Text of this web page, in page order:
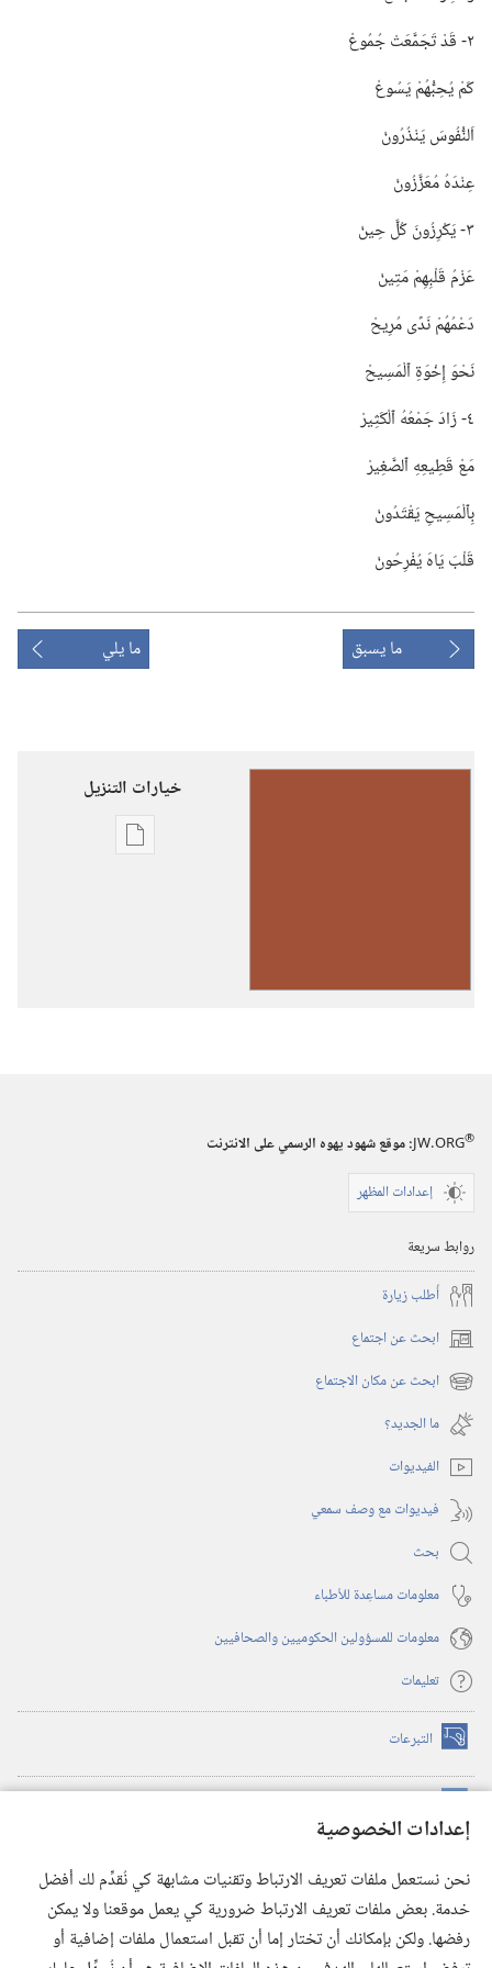
إعدادات الخصوصية
نحن نستعمل ملفات تعريف الارتباط وتقنيات مشابهة كي نُقدِّم لك أفضل
خدمة. بعض ملفات تعريف الارتباط ضرورية كي يعمل موقعنا ولا يمكن
رفضها. ولكن بإمكانك أن تختار إما أن تقبل استعمال ملفات إضافية أو
٢-‏ قَدْ تَجَمَّعَتْ جُمُوعْ
كَمْ يُحِبُّهُمْ يَسُوعْ
اَلنُّفُوسَ يَنْذُرُونْ
عِنْدَهُ مُعَزَّزُونْ
٣-‏ يَكْرِزُونَ كُلَّ حِينْ
عَزْمُ قَلْبِهِمْ مَتِينْ
دَعْمُهُمْ نَدًى مُرِيحْ
نَحْوَ إِخْوَةِ ٱلْمَسِيحْ
٤-‏ زَادَ جَمْعُهُ ٱلْكَثِيرْ
مَعْ قَطِيعِهِ ٱلصَّغِيرْ
بِٱلْمَسِيحِ يَقْتَدُونْ
قَلْبَ يَاهَ يُفْرِحُونْ
ما يسبق ما يلي
خيارات التنزيل
خيارات
JW.ORG®
:‏ موقع شهود يهوه الرسمي على الانترنت
إعدادات المظهر
روابط سريعة
أُطلب زيارة
ابحث عن اجتماع (يفتح
نافذة ابحث عن مكان الاجتماع (يفتح
نافذة
جديدة)
ما الجديد؟‏
الفيديوات
فيديوات مع وصف سمعي
بحث
معلومات مساعِدة للأطباء
معلومات للمسؤولين الحكوميين والصحافيين
تعليمات
التبرعات (يفتح
نافذة
(يفتح
نافذة
(يفتح
نافذة
جديدة) تطبيق ®
JW Library
مكتبة برج المراقبة